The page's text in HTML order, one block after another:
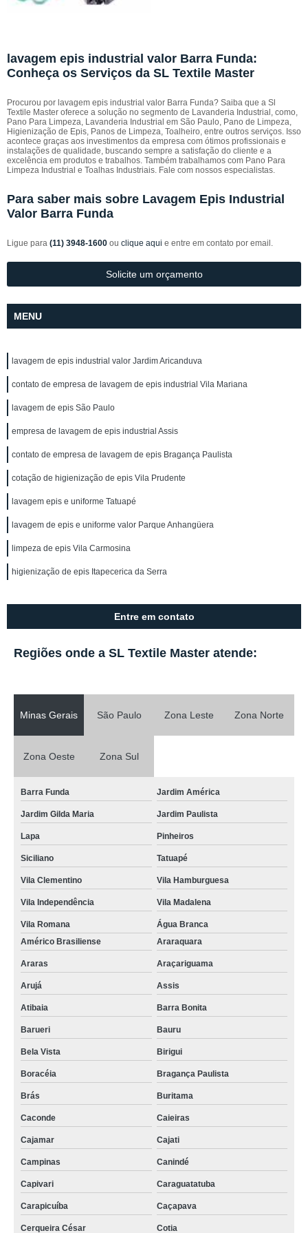
lavagem epis industrial valor Barra Funda:
Conheça os Serviços da SL Textile Master
Procurou por lavagem epis industrial valor Barra Funda? Saiba que a Sl
Textile Master oferece a solução no segmento de Lavanderia Industrial, como,
Pano Para Limpeza, Lavanderia Industrial em São Paulo, Pano de Limpeza,
Higienização de Epis, Panos de Limpeza, Toalheiro, entre outros serviços. Isso
acontece graças aos investimentos da empresa com ótimos profissionais e
instalações de qualidade, buscando sempre a satisfação do cliente e a
excelência em produtos e trabalhos. Também trabalhamos com Pano Para
Limpeza Industrial e Toalhas Industriais. Fale com nossos especialistas.
Para saber mais sobre Lavagem Epis Industrial
Valor Barra Funda
Ligue para (11) 3948-1600 ou clique aqui e entre em contato por email.
Solicite um orçamento
MENU
lavagem de epis industrial valor Jardim Aricanduva
contato de empresa de lavagem de epis industrial Vila Mariana
lavagem de epis São Paulo
empresa de lavagem de epis industrial Assis
contato de empresa de lavagem de epis Bragança Paulista
cotação de higienização de epis Vila Prudente
lavagem epis e uniforme Tatuapé
lavagem de epis e uniforme valor Parque Anhangüera
limpeza de epis Vila Carmosina
higienização de epis Itapecerica da Serra
Entre em contato
Regiões onde a SL Textile Master atende:
Minas Gerais São Paulo Zona Leste Zona Norte
Zona Oeste Zona Sul
Barra Funda Jardim América
Jardim Gilda Maria Jardim Paulista
Lapa Pinheiros
Siciliano Tatuapé
Vila Clementino Vila Hamburguesa
Vila Independência Vila Madalena
Vila Romana
Água Branca
Américo Brasiliense
Araraquara
Araras Araçariguama
Arujá Assis
Atibaia Barra Bonita
Barueri Bauru
Bela Vista Birigui
Boracéia Bragança Paulista
Brás Buritama
Caconde Caieiras
Cajamar Cajati
Campinas Canindé
Capivari Caraguatatuba
Carapicuíba Caçapava
Cerqueira César Cotia